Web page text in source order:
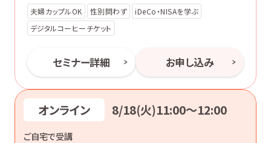
夫婦カップルOK 性別問わず
iDeCo・NISAを学ぶ
デジタルコーヒーチケット
セミナー詳細 お申し込み
オンライン 8/18(火)11:00〜12:00
ご自宅で受講